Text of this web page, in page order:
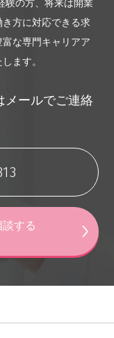
験の方、将来は開業
方に対応できる求
な専門キャリアア
ます。
メールでご連絡
談する